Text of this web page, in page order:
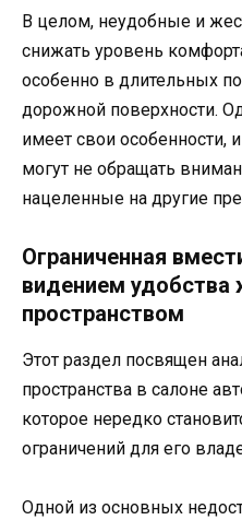
В целом, неудобные и
снижать уровень
особенно в длительных
дорожной поверхности.
имеет свои особенности,
могут не обращать
нацеленные на другие
Ограниченная
видением удобства
пространством
Этот раздел посвящен
пространства в салоне
которое нередко
ограничений для его
Одной из основных